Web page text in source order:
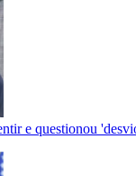
e questionou